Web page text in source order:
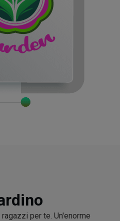
per te. Un'enorme